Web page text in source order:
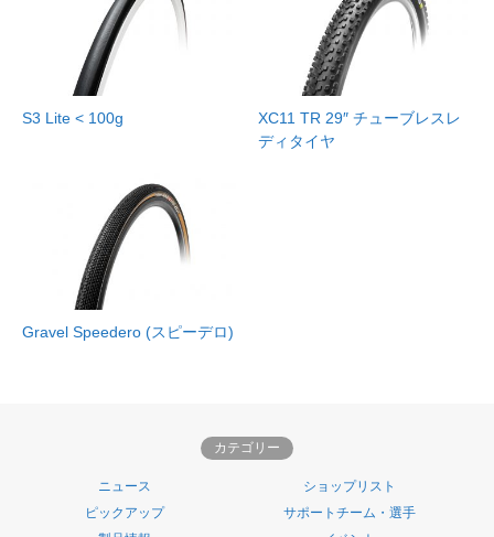
S3 Lite < 100g
XC11 TR 29″ チューブレスレ
ディタイヤ
Gravel Speedero (スピーデロ)
カテゴリー
ニュース
ショップリスト
ピックアップ
サポートチーム・選手